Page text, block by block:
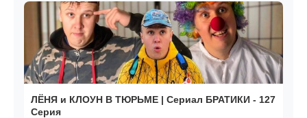
ЛЁНЯ и КЛОУН В ТЮРЬМЕ | Сериал БРАТИКИ - 127
Серия